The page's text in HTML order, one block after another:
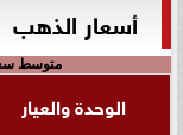
أسعار الذهب
متوسط
الوحدة والعيار